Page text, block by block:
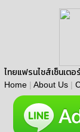
ไทยแฟรนไชส์เซ็นเตอ
Home | About Us |